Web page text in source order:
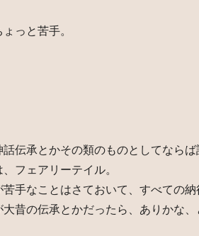
っと苦手。
話伝承とかその類のものとしてなら
フェアリーテイル。
苦手なことはさておいて、すべての
大昔の伝承とかだったら、ありかな